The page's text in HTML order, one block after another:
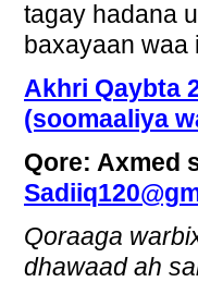
tagay hadana
baxayaan waa
Akhri Qaybta
(soomaaliya
Qore: Axmed
Qoraaga
dhawaad ah